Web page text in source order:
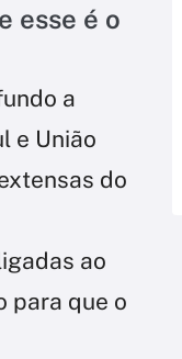
esse é o
a
e União
do
ao
para que o